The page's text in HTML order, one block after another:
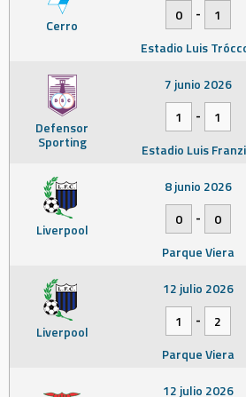
Cerro
0
-
1
Estadio Luis
Defensor
Sporting
7 junio 2026
1
-
1
Estadio Luis
Liverpool
8 junio 2026
0
-
0
Parque Viera
Liverpool
12 julio 2026
1
-
2
Parque Viera
12 julio 2026